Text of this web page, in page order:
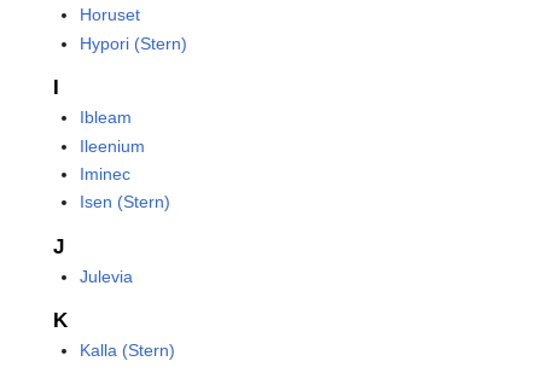
Horuset
Hypori (Stern)
Ibleam
Ileenium
Iminec
Isen (Stern)
J
Julevia
K
Kalla (Stern)